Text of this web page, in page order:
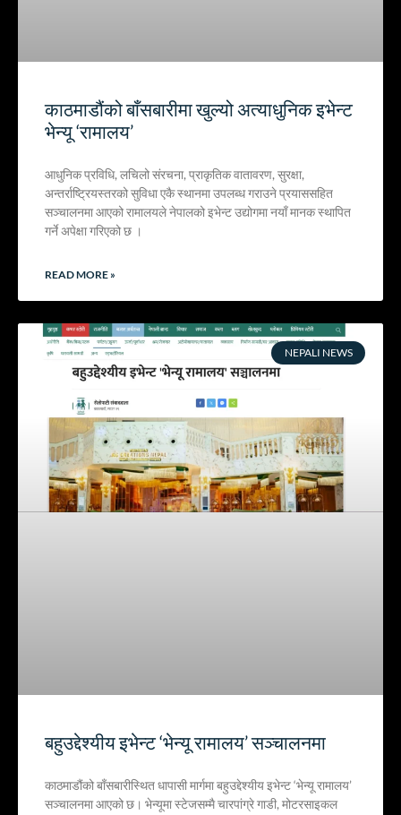
काठमाडौंको बाँसबारीमा खुल्यो अत्याधुनिक इभेन्ट
भेन्यू ‘रामालय’
आधुनिक प्रविधि, लचिलो संरचना, प्राकृतिक वातावरण, सुरक्षा,
अन्तर्राष्ट्रियस्तरको सुविधा एकै स्थानमा उपलब्ध गराउने प्रयाससहित
सञ्चालनमा आएको रामालयले नेपालको इभेन्ट उद्योगमा नयाँ मानक स्थापित
गर्ने अपेक्षा गरिएको छ ।
READ MORE »
NEPALI NEWS
बहुउद्देश्यीय इभेन्ट ‘भेन्यू रामालय’ सञ्चालनमा
काठमाडौंको बाँसबारीस्थित धापासी मार्गमा बहुउद्देश्यीय इभेन्ट ‘भेन्यू रामालय’
सञ्चालनमा आएको छ। भेन्यूमा स्टेजसम्मै चारपांग्रे गाडी, मोटरसाइकल